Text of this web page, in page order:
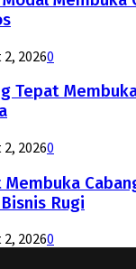
20260
Tepat
20260
Rugi
20260